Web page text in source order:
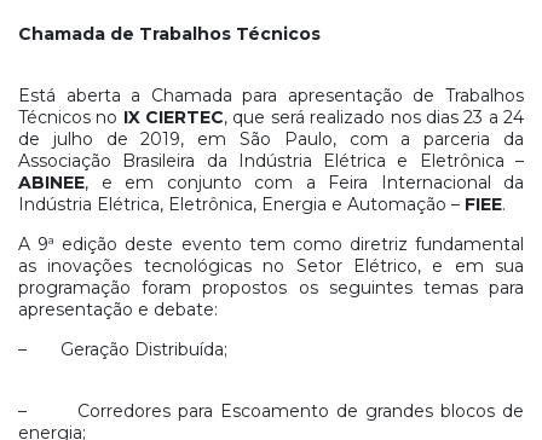
Chamada de Trabalhos Técnicos
Está aberta a Chamada para apresentação de Trabalhos
Técnicos no IX CIERTEC, que será realizado nos dias 23 a 24
de julho de 2019, em São Paulo, com a parceria da
Associação Brasileira da Indústria Elétrica e Eletrônica –
ABINEE, e em conjunto com a Feira Internacional da
Indústria Elétrica, Eletrônica, Energia e Automação – FIEE.
A 9ª edição deste evento tem como diretriz fundamental
as inovações tecnológicas no Setor Elétrico, e em sua
programação foram propostos os seguintes temas para
apresentação e debate:
– Geração Distribuída;
– Corredores para Escoamento de grandes blocos de
energia;